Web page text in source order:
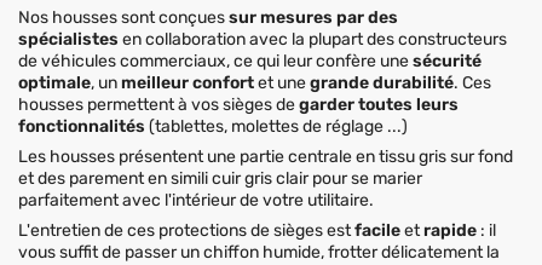
Nos housses sont conçuessur mesures par des
spécialistes en collaboration avec la plupart des constructeurs
de véhicules commerciaux, ce qui leur confère unesécurité
optimale, unmeilleur confortet unegrande durabilité. Ces
housses permettent à vos sièges degarder toutes leurs
fonctionnalités (tablettes, molettes de réglage ...)
Les housses présentent une partie centrale en tissu gris sur fond
et des parement en simili cuir gris clair pour se marier
parfaitement avec l'intérieur de votre utilitaire.
L'entretien de ces protections de sièges estfacileetrapide : il
vous suffit de passer un chiffon humide, frotter délicatement la